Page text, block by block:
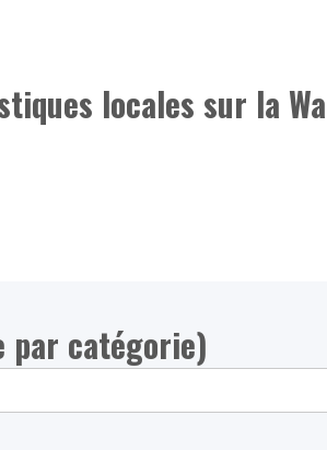
locales sur la
catégorie)